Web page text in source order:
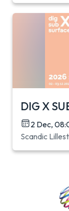
DIG X
2 Dec,
Scandic